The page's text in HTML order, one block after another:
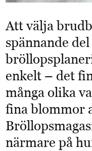
Att välja
spännande del
enkelt – det
många olika
fina blommor
närmare på